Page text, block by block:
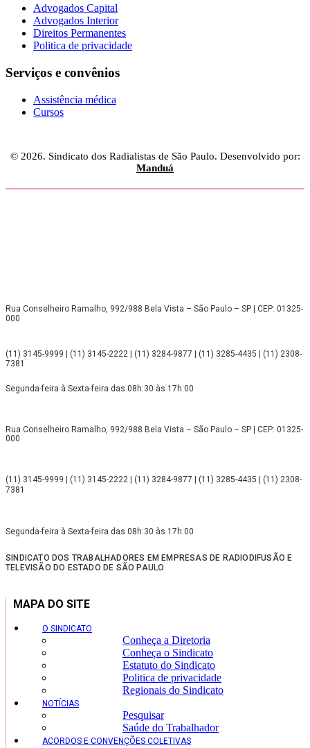
Advogados Capital
Advogados Interior
Direitos Permanentes
Politica de privacidade
Serviços e convênios
Assistência médica
Cursos
© 2026. Sindicato dos Radialistas de São Paulo. Desenvolvido por:
Manduá
Rua Conselheiro Ramalho, 992/988 Bela Vista – São Paulo – SP | CEP: 01325-
000
(11) 3145-9999 | (11) 3145-2222 | (11) 3284-9877 | (11) 3285-4435 | (11) 2308-
7381
Segunda-feira à Sexta-feira das 08h:30 às 17h:00
Rua Conselheiro Ramalho, 992/988 Bela Vista – São Paulo – SP | CEP: 01325-
000
(11) 3145-9999 | (11) 3145-2222 | (11) 3284-9877 | (11) 3285-4435 | (11) 2308-
7381
Segunda-feira à Sexta-feira das 08h:30 às 17h:00
SINDICATO DOS TRABALHADORES EM EMPRESAS DE RADIODIFUSÃO E
TELEVISÃO DO ESTADO DE SÃO PAULO
MAPA DO SITE
O SINDICATO
Conheça a Diretoria
Conheça o Sindicato
Estatuto do Sindicato
Politica de privacidade
Regionais do Sindicato
NOTÍCIAS
Pesquisar
Saúde do Trabalhador
ACORDOS E CONVENÇÕES COLETIVAS